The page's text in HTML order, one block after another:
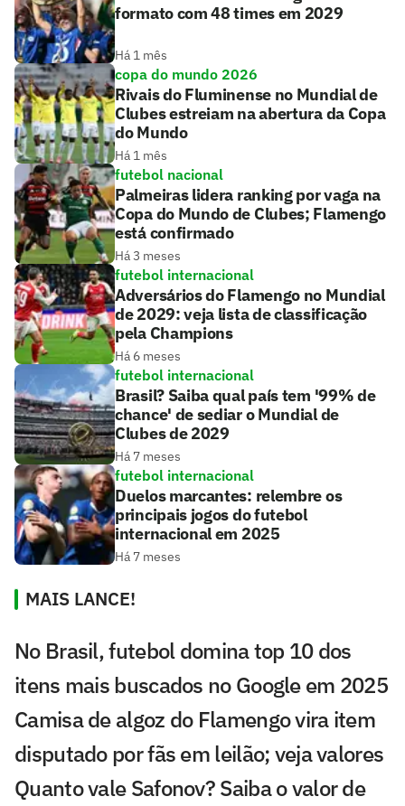
formato com 48 times em 2029
Há 1 mês
copa do mundo 2026
Rivais do Fluminense no Mundial de
Clubes estreiam na abertura da Copa
do Mundo
Há 1 mês
futebol nacional
Palmeiras lidera ranking por vaga na
Copa do Mundo de Clubes; Flamengo
está confirmado
Há 3 meses
futebol internacional
Adversários do Flamengo no Mundial
de 2029: veja lista de classificação
pela Champions
Há 6 meses
futebol internacional
Brasil? Saiba qual país tem '99% de
chance' de sediar o Mundial de
Clubes de 2029
Há 7 meses
futebol internacional
Duelos marcantes: relembre os
principais jogos do futebol
internacional em 2025
Há 7 meses
MAIS LANCE!
No Brasil, futebol domina top 10 dos
itens mais buscados no Google em 2025
Camisa de algoz do Flamengo vira item
disputado por fãs em leilão; veja valores
Quanto vale Safonov? Saiba o valor de